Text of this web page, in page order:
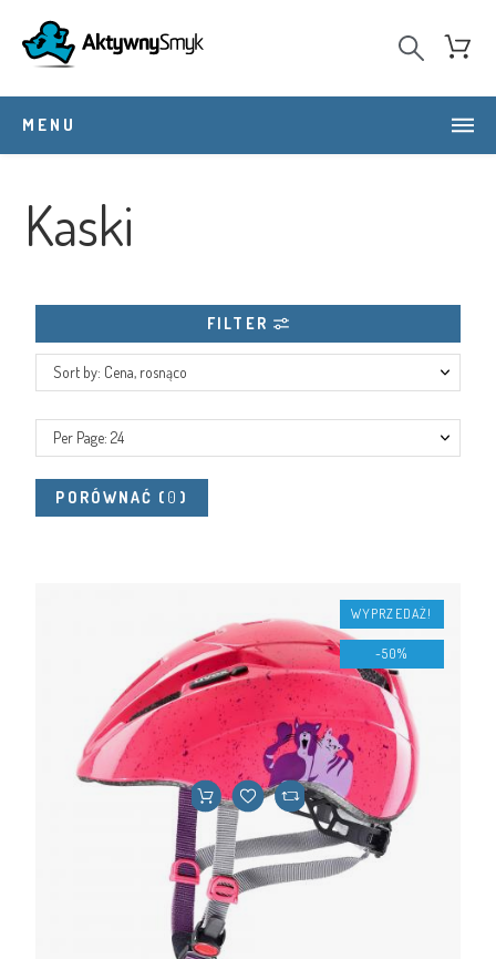
MENU
Kaski
FILTER
Sort by: Cena, rosnąco
PORÓWNAĆ ( 0 )
Per Page: 24
WYPRZEDAŻ!
-50%